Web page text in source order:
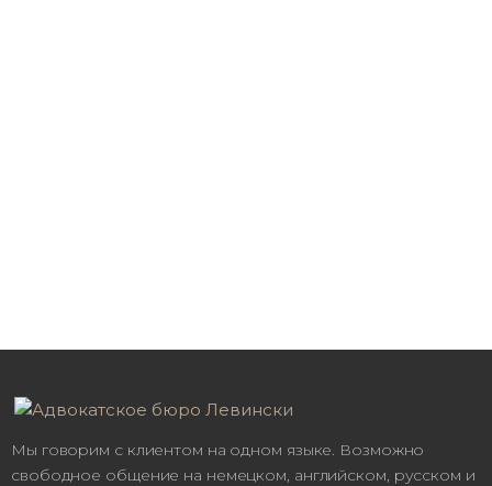
Мы говорим с клиентом на одном языке. Возможно
свободное общение на немецком, английском, русском и